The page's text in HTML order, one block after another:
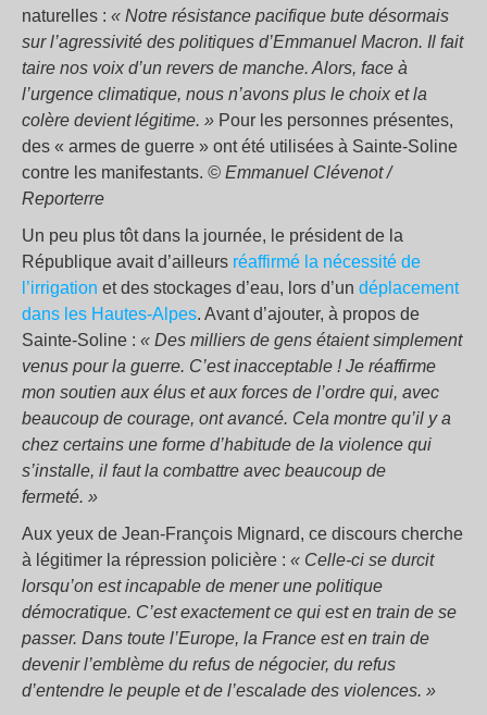
naturelles : « Notre résistance pacifique bute désormais
sur l’agressivité des politiques d’Emmanuel Macron. Il fait
taire nos voix d’un revers de manche. Alors, face à
l’urgence climatique, nous n’avons plus le choix et la
colère devient légitime. » Pour les personnes présentes,
des « armes de guerre » ont été utilisées à Sainte-Soline
contre les manifestants. © Emmanuel Clévenot /
Reporterre
Un peu plus tôt dans la journée, le président de la
République avait d’ailleurs réaffirmé la nécessité de
l’irrigation et des stockages d’eau, lors d’un déplacement
dans les Hautes-Alpes. Avant d’ajouter, à propos de
Sainte-Soline : « Des milliers de gens étaient simplement
venus pour la guerre. C’est inacceptable ! Je réaffirme
mon soutien aux élus et aux forces de l’ordre qui, avec
beaucoup de courage, ont avancé. Cela montre qu’il y a
chez certains une forme d’habitude de la violence qui
s’installe, il faut la combattre avec beaucoup de
fermeté. »
Aux yeux de Jean-François Mignard, ce discours cherche
à légitimer la répression policière : « Celle-ci se durcit
lorsqu’on est incapable de mener une politique
démocratique. C’est exactement ce qui est en train de se
passer. Dans toute l’Europe, la France est en train de
devenir l’emblème du refus de négocier, du refus
d’entendre le peuple et de l’escalade des violences. »